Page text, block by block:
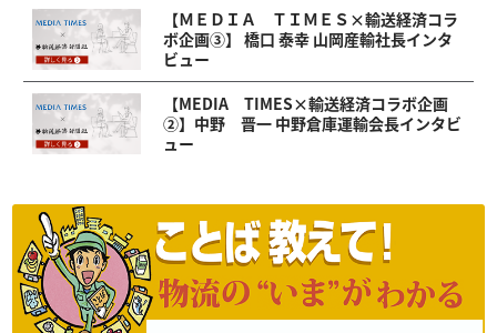
【ＭＥＤＩＡ ＴＩＭＥＳ×輸送経済コラ
ボ企画③】 橋口 泰幸 山岡産輸社長インタ
ビュー
【MEDIA TIMES×輸送経済コラボ企画
②】中野 晋一 中野倉庫運輸会長インタビ
ュー